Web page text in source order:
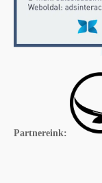
Partnereink: